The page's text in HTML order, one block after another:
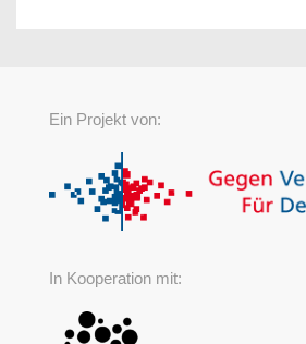
Ein Projekt von:
In Kooperation mit: